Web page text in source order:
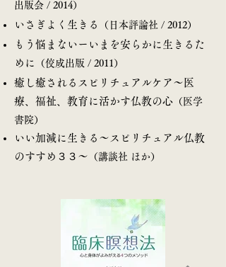
出版会 / 2014）
いさぎよく生きる （日本評論社 / 2012）
もう悩まないーいまを安らかに生きるた
めに
（佼成出版 / 2011）
癒し癒されるスピリチュアルケア～医
療、福祉、教育に活かす仏教の心 （医学
書院）
いい加減に生きる～スピリチュアル仏教
のすすめ３３～ （講談社 ほか）